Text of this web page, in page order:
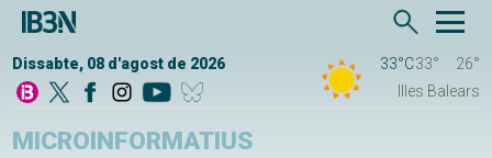
Dissabte, 08 d'agost de 2026 33°C33°
26°
Illes Balears
MICROINFORMATIUS